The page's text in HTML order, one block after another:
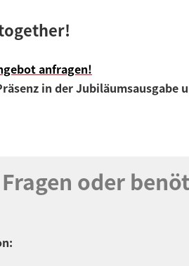
anfragen!
in der
oder